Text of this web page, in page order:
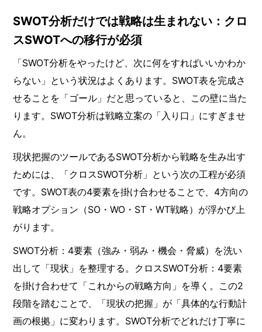
SWOT分析だけでは戦略は生まれない：クロ
スSWOTへの移行が必須
「SWOT分析をやったけど、次に何をすればいいかわか
らない」という状況はよくあります。SWOT表を完成さ
せることを「ゴール」だと思っていると、この壁に当た
ります。SWOT分析は戦略立案の「入り口」にすぎませ
ん。
現状把握のツールであるSWOT分析から戦略を生み出す
ためには、「クロスSWOT分析」という次の工程が必須
です。SWOT表の4要素を掛け合わせることで、4方向の
戦略オプション（SO・WO・ST・WT戦略）が浮かび上
がります。
SWOT分析：4要素（強み・弱み・機会・脅威）を洗い
出して「現状」を整理する。クロスSWOT分析：4要素
を掛け合わせて「これからの戦略方向」を導く。この2
段階を踏むことで、「現状の把握」が「具体的な行動計
画の根拠」に変わります。SWOT分析でどれだけ丁寧に